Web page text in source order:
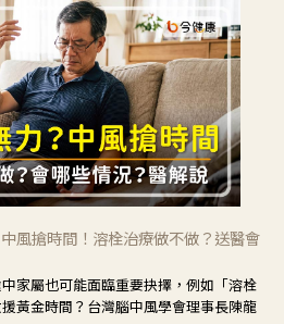
風搶時間！溶栓治療做不做？送醫會
家屬也可能面臨重要抉擇，例如「溶栓
黃金時間？台灣腦中風學會理事長陳龍